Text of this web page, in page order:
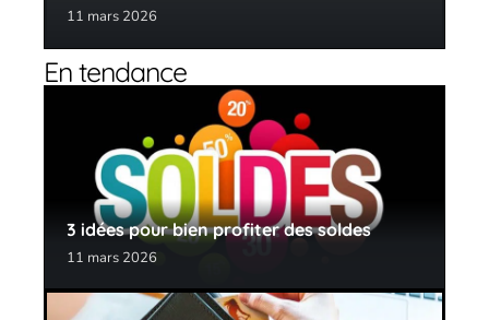
11 mars 2026
En tendance
3 idées pour bien profiter des soldes
11 mars 2026